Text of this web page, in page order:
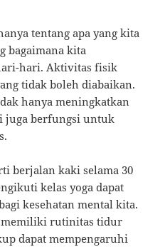
tentang apa yang kita
bagaimana kita
hari. Aktivitas fisik
tidak boleh diabaikan.
hanya meningkatkan
juga berfungsi untuk
berjalan kaki selama 30
kelas yoga dapat
kesehatan mental kita.
rutinitas tidur
dapat mempengaruhi